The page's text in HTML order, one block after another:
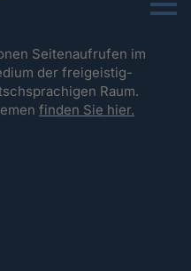
Menu
Seitenaufrufen im
der freigeistig-
Raum.
finden Sie hier.